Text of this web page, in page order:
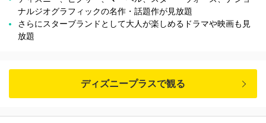
ナルジオグラフィックの名作・話題作が見放題
さらにスターブランドとして大人が楽しめるドラマや映画も見
放題
ディズニープラスで観る